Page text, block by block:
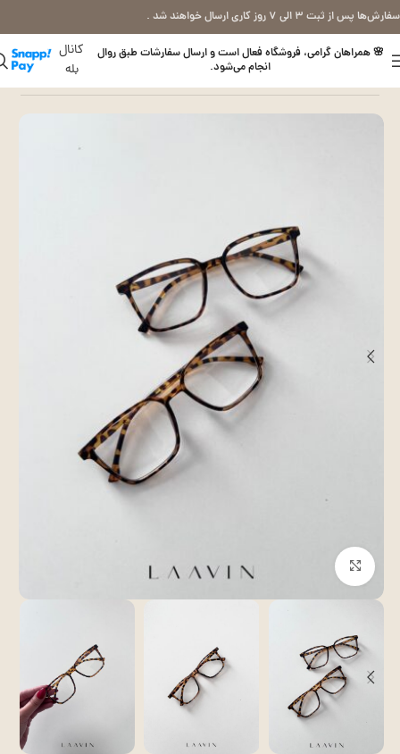
سفارش‌ها پس از ثبت ۳ الی ۷ روز کاری ارسال خواهند شد .
🌸 همراهان گرامی، فروشگاه فعال است و ارسال سفارشات طبق روال
انجام می‌شود.
کانال
بله
خانه عینک بلوکات (طبی)
بزرگنمایی تصویر